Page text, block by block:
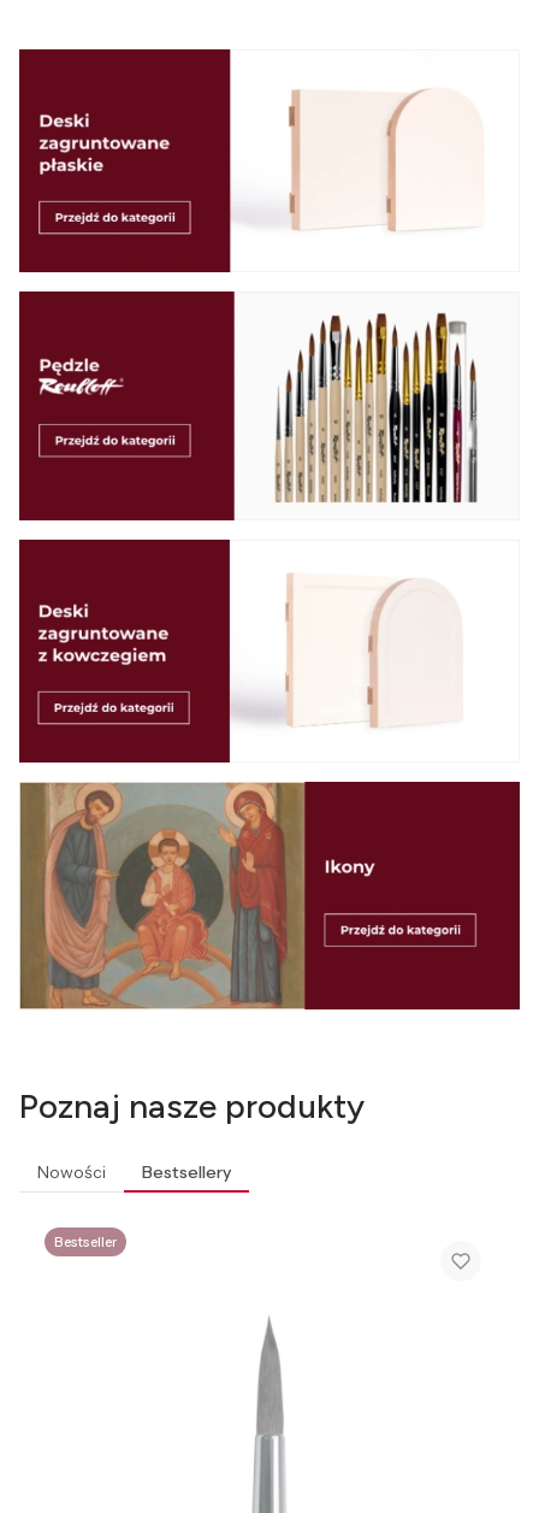
Poznaj nasze produkty
Nowości Bestsellery
Bestseller